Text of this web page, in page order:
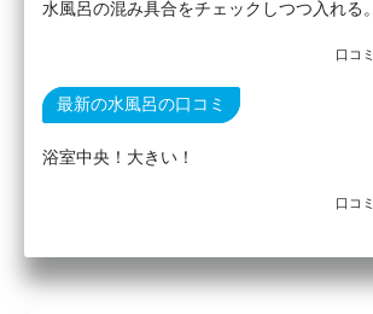
水風呂の混み具合をチェックしつつ入れる。
口コ
最新の水風呂の口コミ
浴室中央！大きい！
口コ